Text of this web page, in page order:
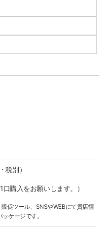
税別）
購入をお願いします。）
促ツール、SNSやWEBにて貴店情
ケージです。